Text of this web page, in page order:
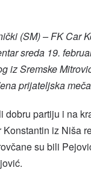
(SM) – FK Car
sreda 19.
iz Sremske
prijateljska
dobru partiju i na
iz Niša
su bili